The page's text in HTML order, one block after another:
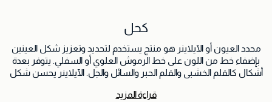
كحل
محدد العيون أو الآيلاينر هو منتج يستخدم لتحديد وتعزيز شكل العينين
بإضفاء خط من اللون على خط الرموش العلوي أو السفلي. يتوفر بعدة
أشكال كالقلم الخشبي والقلم الحبر والسائل والجل. الآيلاينر يحسن شكل
للإطلالات الدرامية.
قراءة المزيد